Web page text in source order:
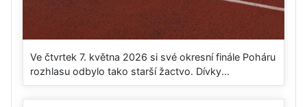
Ve čtvrtek 7. května 2026 si své okresní finále Poháru
rozhlasu odbylo tako starší žactvo. Dívky...